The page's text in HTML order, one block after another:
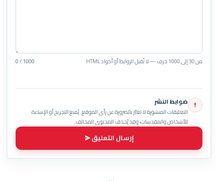
من 30 إلى 1000 حرف — لا تُقبل الروابط أو أكواد HTML. 0 / 1000
! ضوابط النشر
التعليقات المنشورة لا تعبّر بالضرورة عن رأي الموقع. يُمنع التجريح أو الإساءة
للأشخاص والمقدسات، وقد يُحذف المحتوى المخالف.
إرسال التعليق